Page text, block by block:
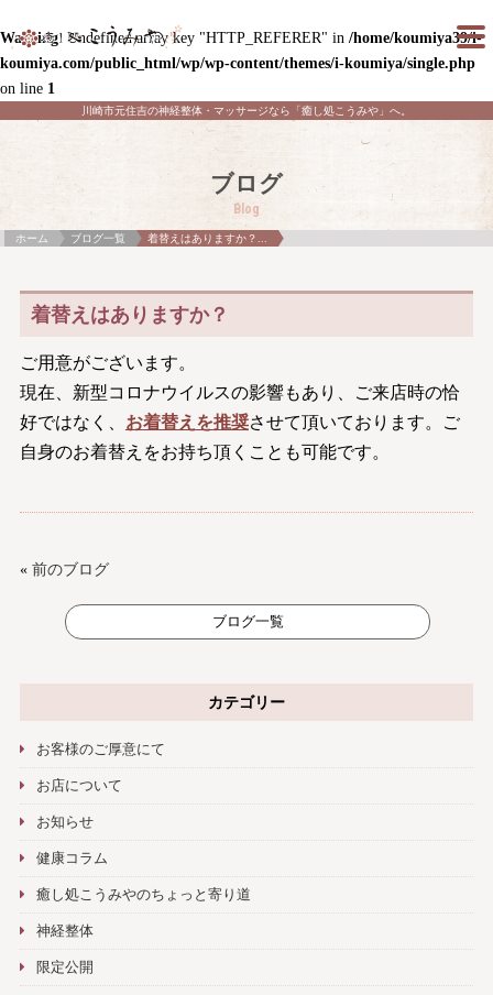
Warning: Undefined array key "HTTP_REFERER" in /home/koumiya39/i-
koumiya.com/public_html/wp/wp-content/themes/i-koumiya/single.php
on line 1
川崎市元住吉の神経整体・マッサージなら「癒し処こうみや」へ。
ブログ
Blog
ホーム ブログ一覧 着替えはありますか？...
着替えはありますか？
ご用意がございます。
現在、新型コロナウイルスの影響もあり、ご来店時の恰
好ではなく、 お着替えを推奨させて頂いております。ご
自身のお着替えをお持ち頂くことも可能です。
« 前のブログ
ブログ一覧
カテゴリー
お客様のご厚意にて
お店について
お知らせ
健康コラム
癒し処こうみやのちょっと寄り道
神経整体
限定公開